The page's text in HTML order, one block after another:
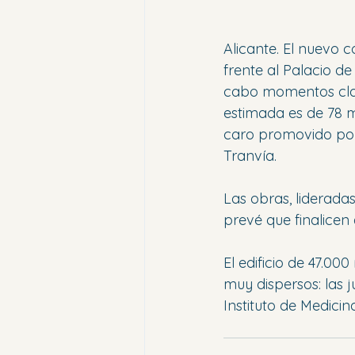
Alicante. El nuevo
frente al Palacio
cabo momentos
estimada es de 78
caro promovido
Tranvía.
Las obras,
prevé que finalicen
El edificio de
muy dispersos: las
Instituto de